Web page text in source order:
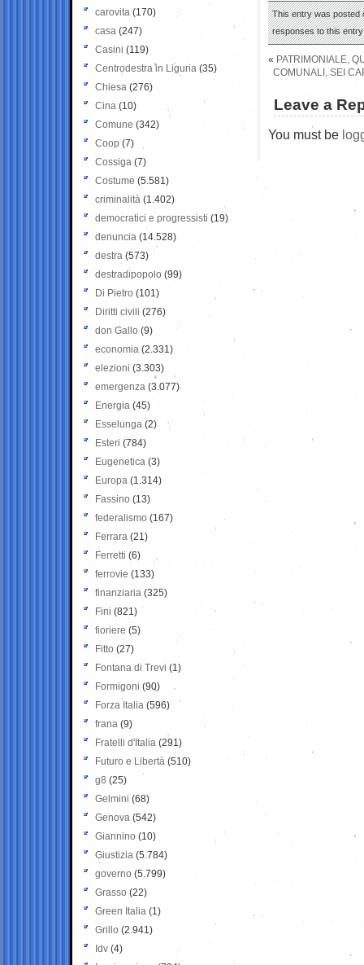
This entry was posted
responses to this
« PATRIMONIALE,
COMUNALI, SEI
Leave a
You must be
carovita (170)
casa (247)
Casini (119)
Centrodestra in Liguria (35)
Chiesa (276)
Cina (10)
Comune (342)
Coop (7)
Cossiga (7)
Costume (5.581)
criminalità (1.402)
democratici e progressisti (19)
denuncia (14.528)
destra (573)
destradipopolo (99)
Di Pietro (101)
Diritti civili (276)
don Gallo (9)
economia (2.331)
elezioni (3.303)
emergenza (3.077)
Energia (45)
Esselunga (2)
Esteri (784)
Eugenetica (3)
Europa (1.314)
Fassino (13)
federalismo (167)
Ferrara (21)
Ferretti (6)
ferrovie (133)
finanziaria (325)
Fini (821)
fioriere (5)
Fitto (27)
Fontana di Trevi (1)
Formigoni (90)
Forza Italia (596)
frana (9)
Fratelli d'Italia (291)
Futuro e Libertà (510)
g8 (25)
Gelmini (68)
Genova (542)
Giannino (10)
Giustizia (5.784)
governo (5.799)
Grasso (22)
Green Italia (1)
Grillo (2.941)
Idv (4)